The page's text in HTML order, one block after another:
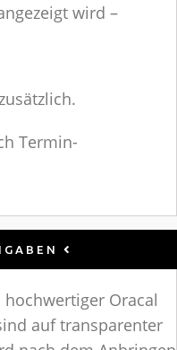
wird –
Termin-
Oracal
auf transparenter